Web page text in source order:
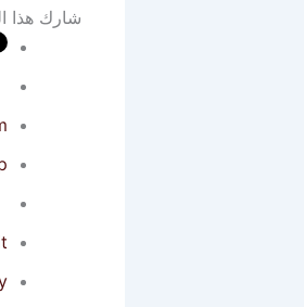
شارك هذا